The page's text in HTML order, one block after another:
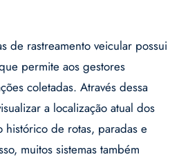
de rastreamento veicular possui
permite aos gestores
coletadas. Através dessa
a localização atual dos
histórico de rotas, paradas e
muitos sistemas também